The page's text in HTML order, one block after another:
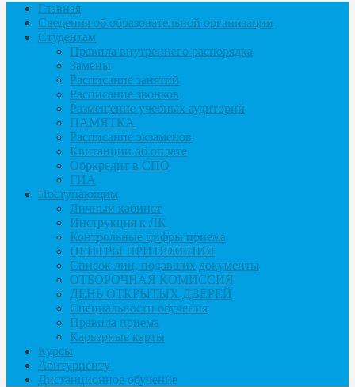
Главная
Сведения об образовательной организации
Студентам
Правила внутреннего распорядка
Замены
Расписание занятий
Расписание звонков
Размещение учебных аудиторий
ПАМЯТКА
Расписание экзаменов
Квитанции об оплате
Обркредит в СПО
ГИА
Поступающим
Личный кабинет
Инструкция к ЛК
Контрольные цифры приема
ЦЕНТРЫ ПРИТЯЖЕНИЯ
Список лиц, подавших документы
ОТБОРОЧНАЯ КОМИССИЯ
ДЕНЬ ОТКРЫТЫХ ДВЕРЕЙ
Специальности обучения
Правила приема
Карьерные карты
Курсы
Абитуриенту
Дистанционное обучение